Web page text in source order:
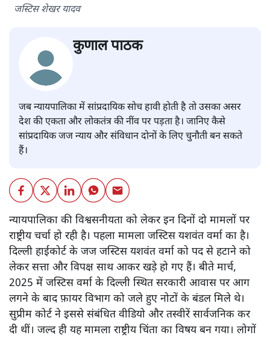
जस्टिस शेखर यादव
कुणाल पाठक
जब न्यायपालिका में सांप्रदायिक सोच हावी होती है तो उसका असर
देश की एकता और लोकतंत्र की नींव पर पड़ता है। जानिए कैसे
सांप्रदायिक जज न्याय और संविधान दोनों के लिए चुनौती बन सकते
हैं।
न्यायपालिका की विश्वसनीयता को लेकर इन दिनों दो मामलों पर
राष्ट्रीय चर्चा हो रही है। पहला मामला जस्टिस यशवंत वर्मा का है।
दिल्ली हाईकोर्ट के जज जस्टिस यशवंत वर्मा को पद से हटाने को
लेकर सत्ता और विपक्ष साथ आकर खड़े हो गए हैं। बीते मार्च,
2025 में जस्टिस वर्मा के दिल्ली स्थित सरकारी आवास पर आग
लगने के बाद फ़ायर विभाग को जले हुए नोटों के बंडल मिले थे।
सुप्रीम कोर्ट ने इससे संबंधित वीडियो और तस्वीरें सार्वजनिक कर
दी थीं। जल्द ही यह मामला राष्ट्रीय चिंता का विषय बन गया। लोगों